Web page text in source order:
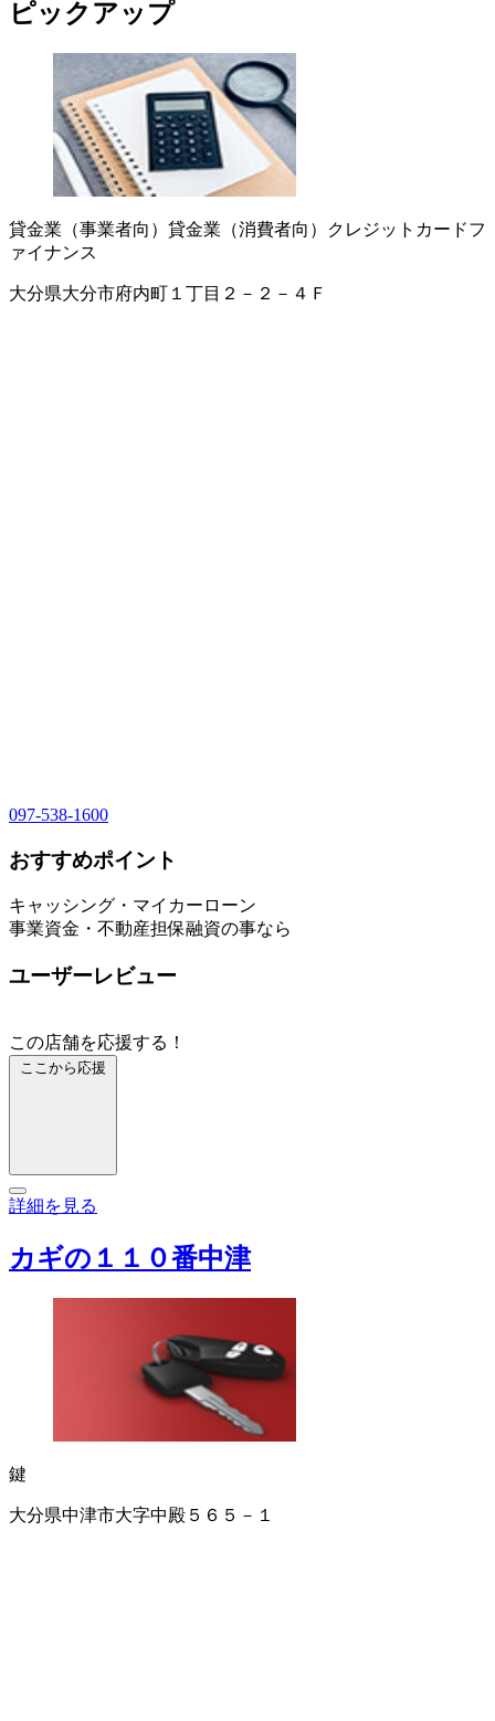
ピックアップ
貸金業（事業者向） 貸金業（消費者向） クレジットカードフ
ァイナンス
大分県大分市府内町１丁目２－２－４Ｆ
097-538-1600
おすすめポイント
キャッシング・マイカーローン
事業資金・不動産担保融資の事なら
ユーザーレビュー
この店舗を応援する！
ここから応援
詳細を見る
カギの１１０番中津
鍵
大分県中津市大字中殿５６５－１